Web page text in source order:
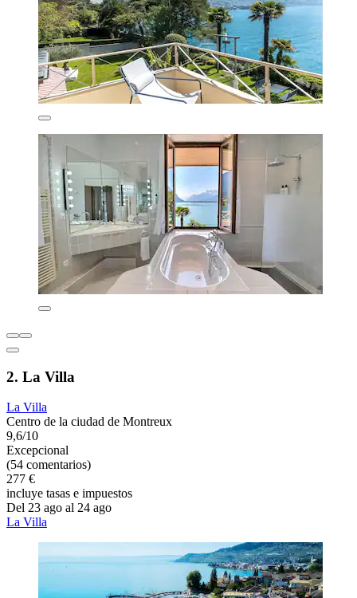
2. La Villa
La Villa
Centro de la ciudad de Montreux
9,6/10
Excepcional
(54 comentarios)
277 €
incluye tasas e impuestos
Del 23 ago al 24 ago
La Villa